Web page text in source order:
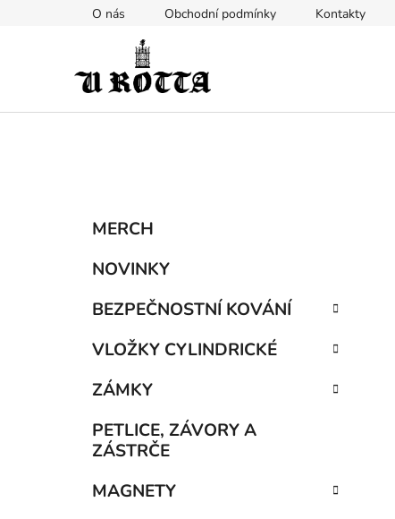
O nás Obchodní podmínky Kontakty
Přeskočit
kategorie
MERCH
NOVINKY
BEZPEČNOSTNÍ KOVÁNÍ
VLOŽKY CYLINDRICKÉ
ZÁMKY
PETLICE, ZÁVORY A
ZÁSTRČE
MAGNETY